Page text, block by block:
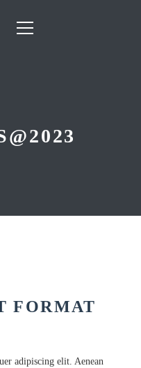
FORMAT
adipiscing elit. Aenean